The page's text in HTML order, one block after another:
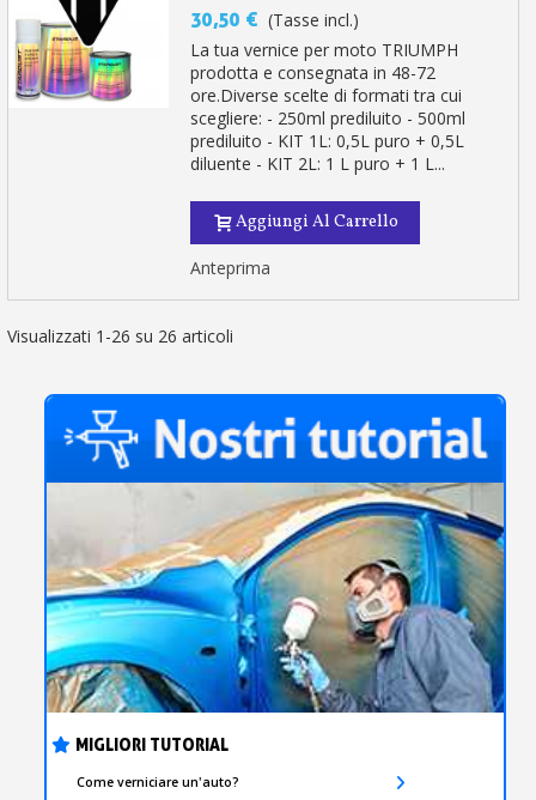
MIGLIORI TUTORIAL
Come verniciare un'auto?
30,50 € (Tasse incl.)
La tua vernice per moto TRIUMPH
prodotta e consegnata in 48-72
ore.Diverse scelte di formati tra cui
scegliere: - 250ml prediluito - 500ml
prediluito - KIT 1L: 0,5L puro + 0,5L
diluente - KIT 2L: 1 L puro + 1 L...
Aggiungi Al Carrello
Anteprima
Visualizzati 1-26 su 26 articoli